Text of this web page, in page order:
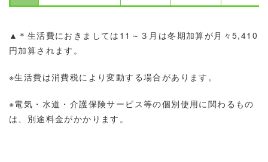
▲＊生活費におきましては11～３月は冬期加算が月々5,410
円加算されます。
※生活費は消費税により変動する場合があります。
※電気・水道・介護保険サービス等の個別使用に関わるもの
は、別途料金がかかります。